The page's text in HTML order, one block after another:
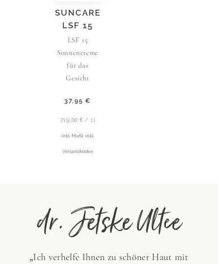
SUNCARE
LSF 15
LSF 15
Sonnencreme
für das
Gesicht
37,95 €
719,00 € / 1l
inkl. MwSt. inkl.
Versandkosten
dr. Jetske Ultee
„Ich verhelfe Ihnen zu schöner Haut mit